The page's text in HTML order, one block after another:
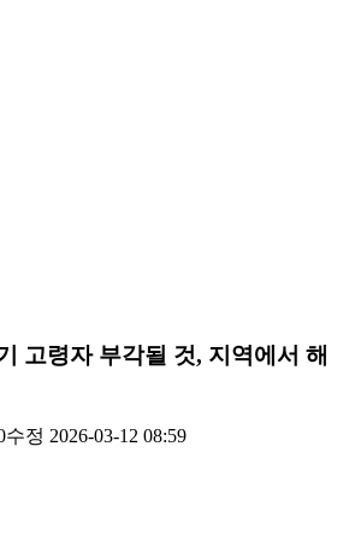
고령자 부각될 것, 지역에서 해
수정 2026-03-12 08:59